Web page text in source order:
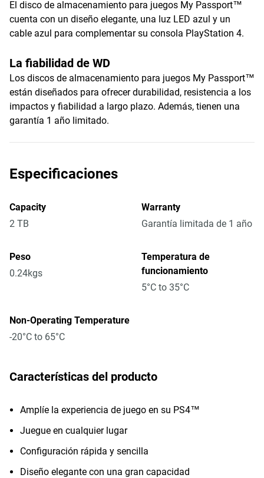
El disco de almacenamiento para juegos My Passport™
cuenta con un diseño elegante, una luz LED azul y un
cable azul para complementar su consola PlayStation 4.
La fiabilidad de WD
Los discos de almacenamiento para juegos My Passport™
están diseñados para ofrecer durabilidad, resistencia a los
impactos y fiabilidad a largo plazo. Además, tienen una
garantía 1 año limitado.
Especificaciones
Capacity
2 TB
Warranty
Garantía limitada de 1 año
Peso
0.24kgs
Temperatura de
funcionamiento
5°C to 35°C
Non-Operating Temperature
-20°C to 65°C
Características del producto
Amplíe la experiencia de juego en su PS4™
Juegue en cualquier lugar
Configuración rápida y sencilla
Diseño elegante con una gran capacidad